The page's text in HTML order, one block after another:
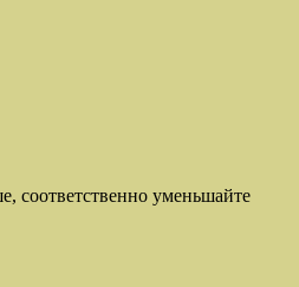
соответственно уменьшайте